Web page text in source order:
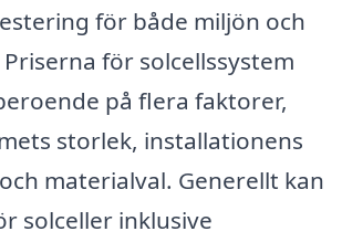
för både miljön och
för solcellssystem
på flera faktorer,
storlek, installationens
materialval. Generellt kan
solceller inklusive